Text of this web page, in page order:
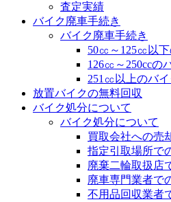
査定実績
バイク廃車手続き
バイク廃車手続き
50㏄～125㏄以
126㏄～250ccの
251㏄以上のバ
放置バイクの無料回収
バイク処分について
バイク処分について
買取会社への売
指定引取場所で
廃棄二輪取扱店
廃車専門業者で
不用品回収業者